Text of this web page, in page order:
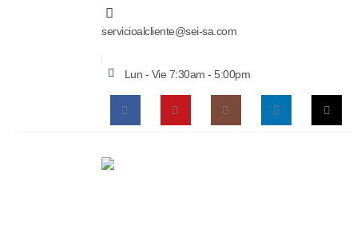
servicioalcliente@sei-sa.com
Lun - Vie 7:30am - 5:00pm